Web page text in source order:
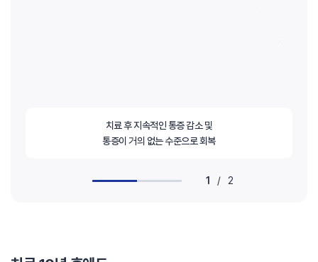
치료 후 지속적인 통증 감소 및
통증이 거의 없는 수준으로 회복
1 / 2